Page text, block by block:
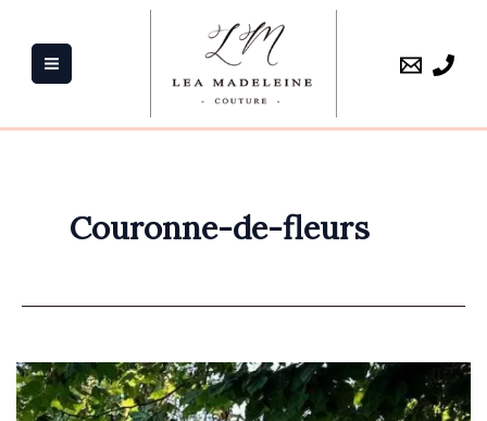
contenu
Couronne-de-fleurs